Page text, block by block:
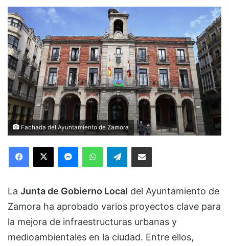
Fachada del Ayuntamiento de Zamora
Facebook
X MessengerWhatsAppTelegramCompartir via Email
La Junta de Gobierno Local del Ayuntamiento de
Zamora ha aprobado varios proyectos clave para
la mejora de infraestructuras urbanas y
medioambientales en la ciudad. Entre ellos,